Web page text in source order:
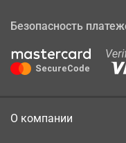
Безопасность
О компании